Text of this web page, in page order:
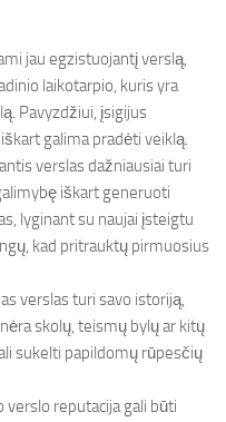
jau egzistuojantį verslą,
laikotarpio, kuris yra
Pavyzdžiui, įsigijus
galima pradėti veiklą.
verslas dažniausiai turi
iškart generuoti
lyginant su naujai įsteigtu
kad pritrauktų pirmuosius
verslas turi savo istoriją,
skolų, teismų bylų ar kitų
sukelti papildomų rūpesčių
verslo reputacija gali būti